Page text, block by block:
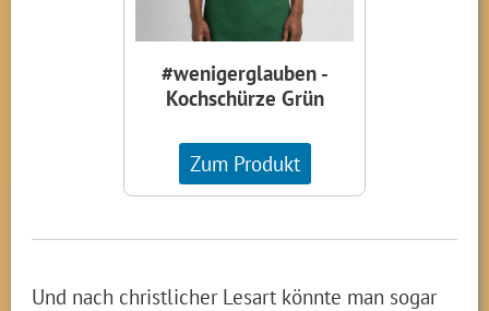
#wenigerglauben -
Kochschürze Grün
Zum Produkt
Und nach christlicher Lesart könnte man sogar